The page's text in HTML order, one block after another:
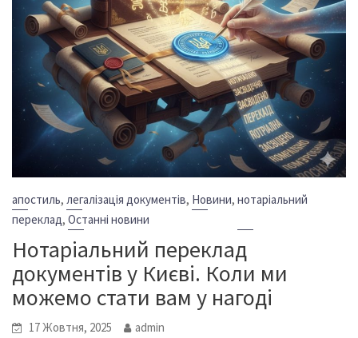
апостиль, легалізація документів, Новини,нотаріальний
переклад,Останні новини
Нотаріальний переклад
документів у Києві. Коли ми
можемо стати вам у нагоді
17 Жовтня, 2025
admin